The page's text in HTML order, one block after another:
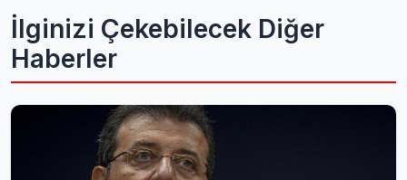
İlginizi Çekebilecek Diğer
Haberler